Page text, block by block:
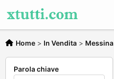
Home > In Vendita > Messina
Parola chiave